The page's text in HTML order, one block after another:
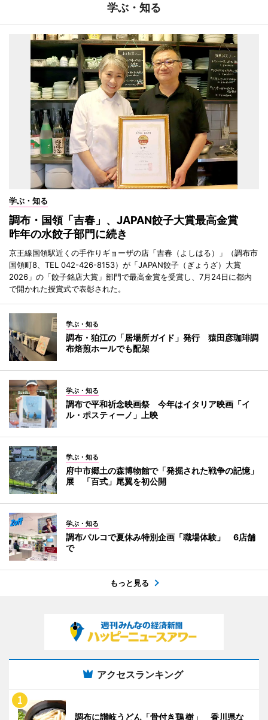
学ぶ・知る
学ぶ・知る
調布・国領「吉春」、JAPAN餃子大賞最高金賞
昨年の水餃子部門に続き
京王線国領駅近くの手作りギョーザの店「吉春（よしはる）」（調布市
国領町8、TEL 042-426-8153）が「JAPAN餃子（ぎょうざ）大賞
2026」の「餃子銘店大賞」部門で最高金賞を受賞し、7月24日に都内
で開かれた授賞式で表彰された。
学ぶ・知る
調布・狛江の「居場所ガイド」発行 猿田彦珈琲調
布焙煎ホールでも配架
学ぶ・知る
調布で平和祈念映画祭 今年はイタリア映画「イ
ル・ポスティーノ」上映
学ぶ・知る
府中市郷土の森博物館で「発掘された戦争の記憶」
展 「百式」尾翼を初公開
学ぶ・知る
調布パルコで夏休み特別企画「職場体験」 6店舗
で
もっと見る
アクセスランキング
調布に讃岐うどん「骨付き鶏 樹」 香川県な